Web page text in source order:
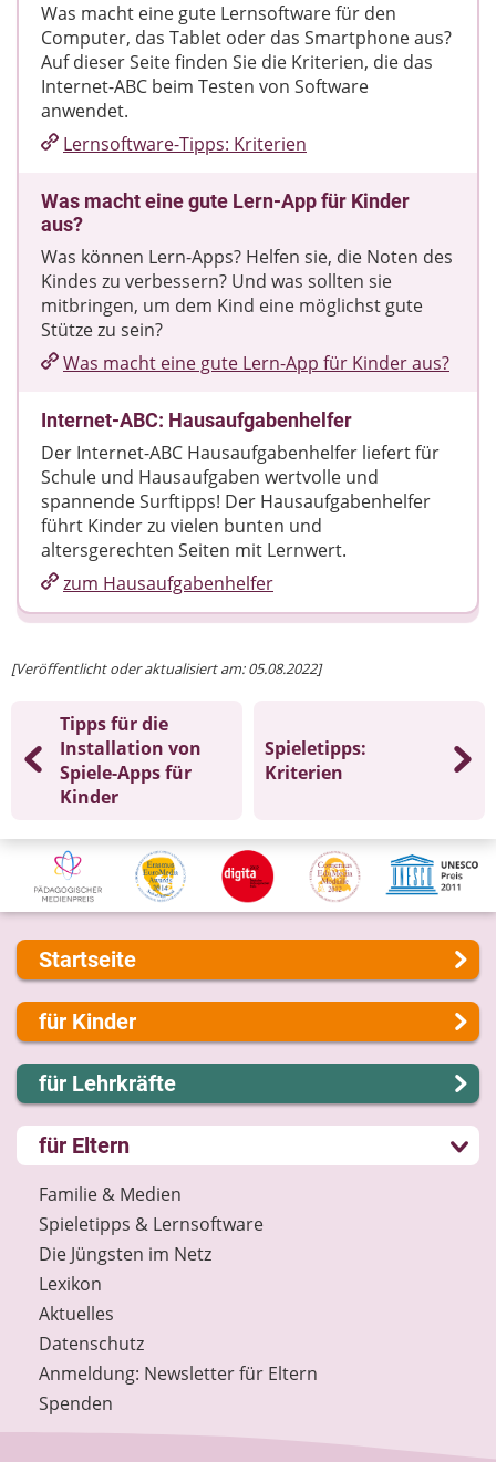
[Veröffentlicht oder aktualisiert am: 05.08.2022]
Tipps für die
Installation von
Spiele-Apps für
Kinder
Spieletipps:
Kriterien
Was macht eine gute Lernsoftware für den
Computer, das Tablet oder das Smartphone aus?
Auf dieser Seite finden Sie die Kriterien, die das
Internet-ABC beim Testen von Software
anwendet.
Lernsoftware-Tipps: Kriterien
Was macht eine gute Lern-App für Kinder
aus?
Was können Lern-Apps? Helfen sie, die Noten des
Kindes zu verbessern? Und was sollten sie
mitbringen, um dem Kind eine möglichst gute
Stütze zu sein?
Was macht eine gute Lern-App für Kinder aus?
Internet-ABC: Hausaufgabenhelfer
Der Internet-ABC Hausaufgabenhelfer liefert für
Schule und Hausaufgaben wertvolle und
spannende Surftipps! Der Hausaufgabenhelfer
führt Kinder zu vielen bunten und
altersgerechten Seiten mit Lernwert.
zum Hausaufgabenhelfer
Startseite
Über uns
Presse
Kontakt
Impressum
Internet-ABC Sitemap
Barrierefreiheit
Länderprojekte
für Kinder
Lernen und Schule
Hobby und Freizeit
Spiel und Spaß
Mitreden und Mitmachen
Lexikon
Datenschutz
Newsletter
für Lehrkräfte
Lernmodule
Unterrichts­materialien
Internet-ABC-Schule
Praxishilfen
Aktuelles
Materialbestellung
Lexikon
Datenschutz
Newsletter
Spenden
für Eltern
Familie & Medien
Spieletipps & Lernsoftware
Die Jüngsten im Netz
Lexikon
Aktuelles
Datenschutz
Anmeldung: Newsletter für Eltern
Spenden